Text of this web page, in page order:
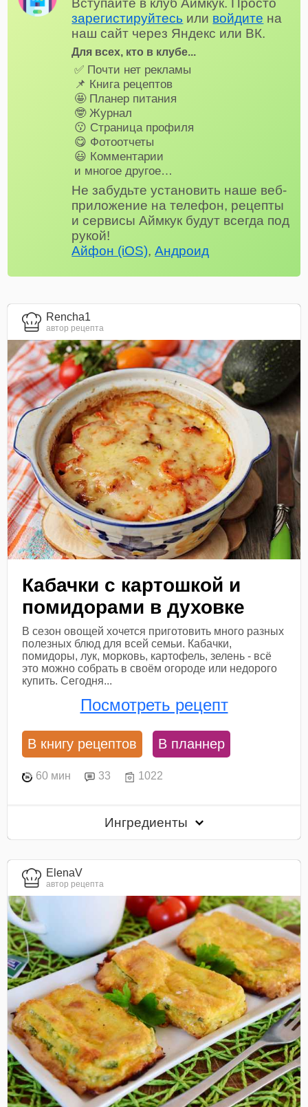
Вступайте в клуб Аймкук. Просто
зарегистируйтесь или войдите на
наш сайт через Яндекс или ВК.
Для всех, кто в клубе...
✅ Почти нет рекламы
📌 Книга рецептов
🤩 Планер питания
🤓 Журнал
😗 Страница профиля
😋 Фотоотчеты
😃 Комментарии
и многое другое…
Не забудьте установить наше веб-
приложение на телефон, рецепты
и сервисы Аймкук будут всегда под
рукой!
Айфон (iOS),Андроид
Rencha1
автор рецепта
Кабачки с картошкой и
помидорами в духовке
В сезон овощей хочется приготовить много разных
полезных блюд для всей семьи. Кабачки,
помидоры, лук, морковь, картофель, зелень - всё
это можно собрать в своём огороде или недорого
купить. Сегодня...
Посмотреть рецепт
В книгу рецептов В планнер
60 мин 33 1022
Ингредиенты
ElenaV
автор рецепта